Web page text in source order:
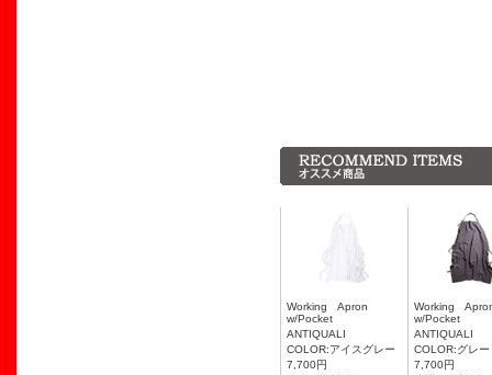
Working Apron
w/Pocket
ANTIQUALI
COLOR:アイスグレー
7,700円
Working
w/Pocket
ANTIQUALI
COLOR:グレー
7,700円